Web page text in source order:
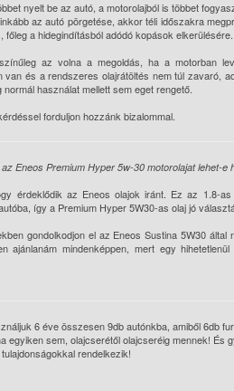
nyelt be az autó, a motorolajból is többet
az autó pörgetése, akkor téli időszakra
főleg a hidegindításból adódó kopások
az volna a megoldás, ha a motorban
van és a rendszeres olajrátöltés nem túl zavaró,
használat mellett sem eget rengető.
forduljon hozzánk bizalommal.
Eneos Premium Hyper 5w-30 motorolajat lehet-
érdeklődik az Eneos olajok iránt. Ez az 1.8-
így a Premium Hyper 5W30-as olaj jó
gondolkodjon el az Eneos Sustina 5W30
ajánlanám mindenképpen, mert egy
6 éve összesen 9db autónkba, amiből 6db
egyiken sem, olajcserétől olajcseréig mennek! És
rendelkezik!